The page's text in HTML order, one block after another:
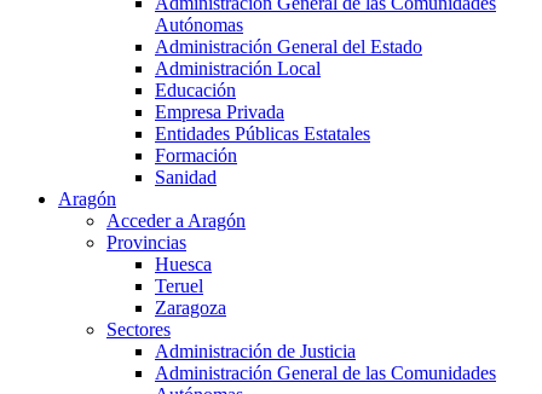
Autónomas
Administración General del Estado
Administración Local
Educación
Empresa Privada
Entidades Públicas Estatales
Formación
Sanidad
Aragón
Acceder a Aragón
Provincias
Huesca
Teruel
Zaragoza
Sectores
Administración de Justicia
Administración General de las Comunidades